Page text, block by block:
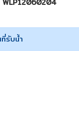
รับน้ำ